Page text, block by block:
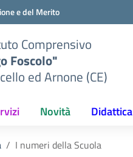
e del Merito
Comprensivo
Foscolo"
ed Arnone (CE)
Novità Didattica
I numeri della Scuola